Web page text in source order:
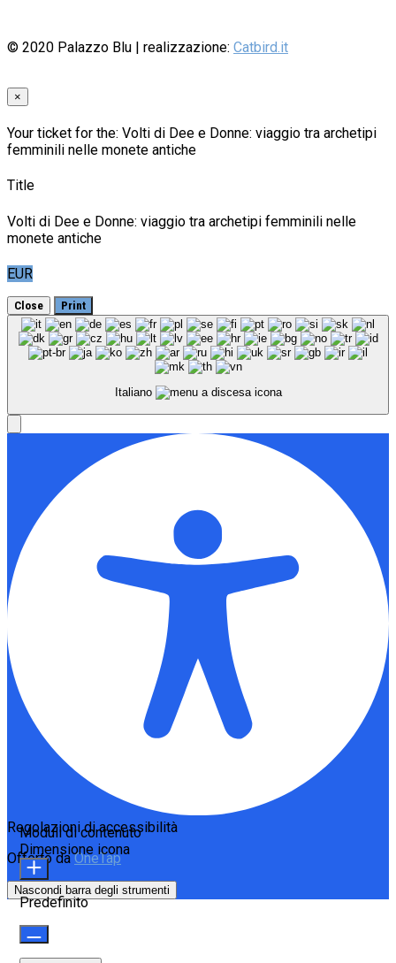
© 2020 Palazzo Blu | realizzazione: Catbird.it
×
Your ticket for the: Volti di Dee e Donne: viaggio tra archetipi
femminili nelle monete antiche
Title
Volti di Dee e Donne: viaggio tra archetipi femminili nelle
monete antiche
EUR
Close Print
Italiano
Regolazioni di accessibilità
Offerto daOneTap
Nascondi barra degli strumenti
Moduli di contenuto
Dimensione icona
Predefinito